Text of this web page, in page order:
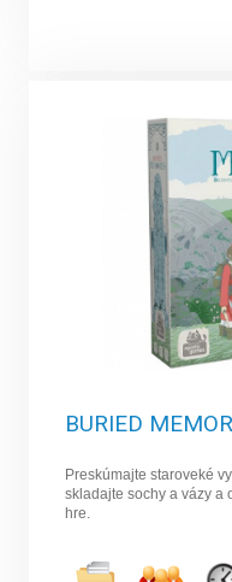
BURIED
Preskúmajte staroveké
skladajte sochy a vázy a
hre.